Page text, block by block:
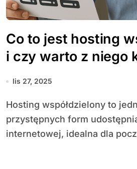
Co to jest hosting
i czy warto z niego
lis 27, 2025
Hosting współdzielony to jedna z najbardziej
przystępnych form
internetowej, idealna dla